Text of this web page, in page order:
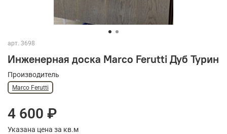
арт. 3698
Инженерная доска Marco Ferutti Дуб Турин
Производитель
Marco Ferutti
4 600 ₽
Указана цена за кв.м